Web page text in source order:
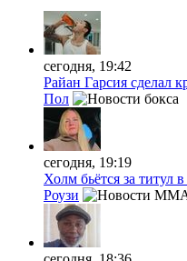
сегодня, 19:42
Райан Гарсия сделал
Пол
сегодня, 19:19
Холм бьётся за титул
Роузи